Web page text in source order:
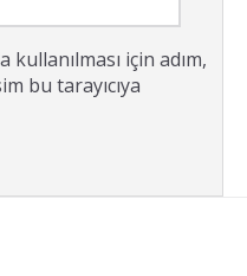
için adım,
bu tarayıcıya